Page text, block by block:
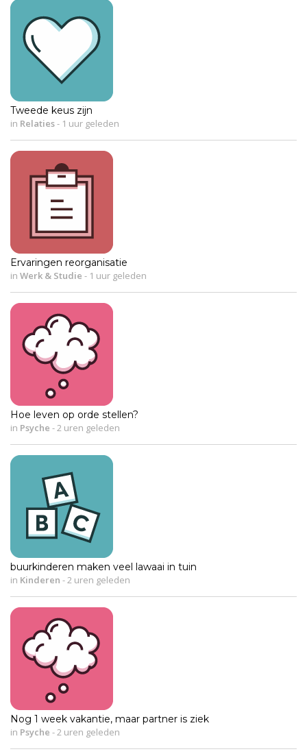
Tweede keus zijn
in Relaties- 1 uur geleden
Ervaringen reorganisatie
in Werk & Studie - 1 uur geleden
Hoe leven op orde stellen?
in Psyche -2 uren geleden
buurkinderen maken veel lawaai in tuin
in Kinderen -2 uren geleden
Nog 1 week vakantie, maar partner is ziek
in Psyche -2 uren geleden